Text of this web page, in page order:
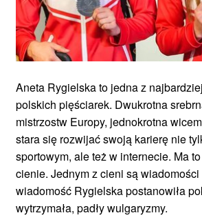
Aneta Rygielska to jedna z
polskich pięściarek. Dwukrotna
mistrzostw Europy, jednokrotna
stara się rozwijać swoją karierę nie
sportowym, ale też w internecie. Ma
cienie. Jednym z cieni są
wiadomość Rygielska postanowiła
wytrzymała, padły wulgaryzmy.